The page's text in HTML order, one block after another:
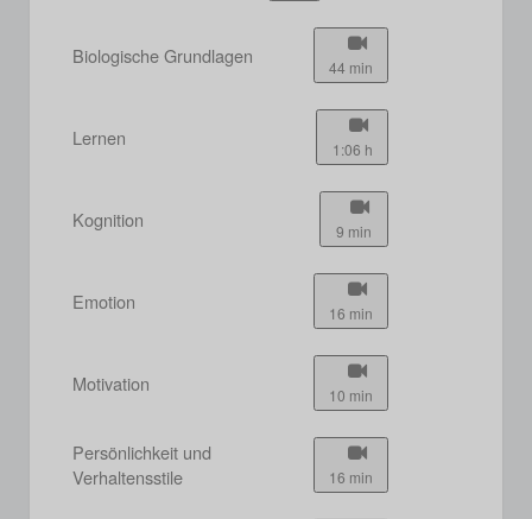
Biologische Grundlagen 44 min
Lernen 1:06 h
Kognition 9 min
Emotion 16 min
Motivation 10 min
Persönlichkeit und
Verhaltensstile
16 min